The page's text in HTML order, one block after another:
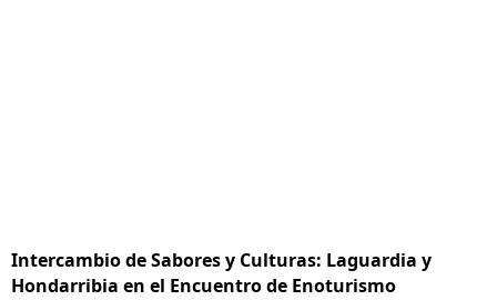
Intercambio de Sabores y Culturas: Laguardia y
Hondarribia en el Encuentro de Enoturismo